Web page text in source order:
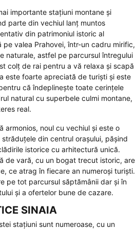
importante staţiuni montane şi
parte din vechiul lanţ muntos
din patrimoniul istoric al
pe valea Prahovei, într-un cadru mirific,
naturale, astfel pe parcursul întregului
colţ de rai pentru a vă relaxa şi scapă
este foarte apreciată de turişti şi este
că îndeplineşte toate cerinţele
natural cu superbele culmi montane,
real.
armonios, noul cu vechiul şi este o
din centrul oraşului, păşind
istorice cu arhitectură unică.
de vară, cu un bogat trecut istoric, are
ce atrag în fiecare an numeroşi turişti.
pe tot parcursul săptămânii dar şi în
şi a ofertelor bune de cazare.
SINAIA
staţiuni sunt numeroase, cu un